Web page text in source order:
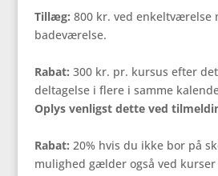
Tillæg: 800 kr. ved enkeltværelse
badeværelse.
Rabat: 300 kr. pr. kursus efter
deltagelse i flere i samme
Oplys venligst dette ved
Rabat: 20% hvis du ikke bor på
mulighed gælder også ved